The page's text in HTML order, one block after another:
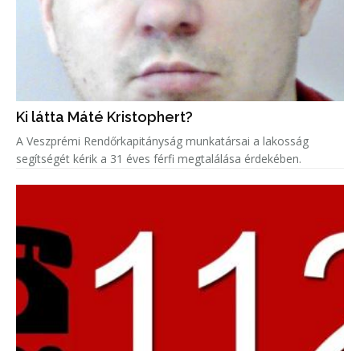
Ki látta Máté Kristophert?
A Veszprémi Rendőrkapitányság munkatársai a lakosság
segítségét kérik a 31 éves férfi megtalálása érdekében.